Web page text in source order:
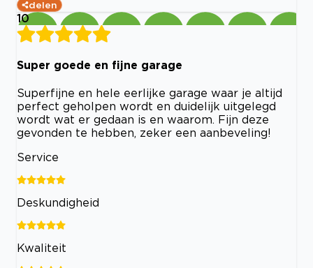
delen
10
Super goede en fijne garage
Superfijne en hele eerlijke garage waar je altijd
perfect geholpen wordt en duidelijk uitgelegd
wordt wat er gedaan is en waarom. Fijn deze
gevonden te hebben, zeker een aanbeveling!
Service
Deskundigheid
Kwaliteit